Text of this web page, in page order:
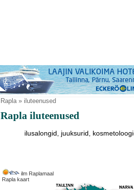
Rapla» iluteenused
Rapla iluteenused
ilusalongid, juuksurid,
ilm Raplamaal
Rapla kaart